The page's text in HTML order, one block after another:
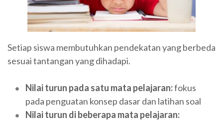
Setiap siswa membutuhkan pendekatan yang berbeda
sesuai tantangan yang dihadapi.
Nilai turun pada satu mata pelajaran:fokus
pada penguatan konsep dasar dan latihan soal
Nilai turun di beberapa mata pelajaran: